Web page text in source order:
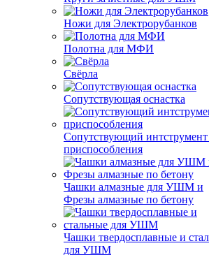
Ножи для Электрорубанков
Полотна для МФИ
Свёрла
Сопутствующая оснастка
Сопутствующий
приспособления
Чашки алмазные для УШМ и
Фрезы алмазные по бетону
Чашки твердосплавные и
для УШМ